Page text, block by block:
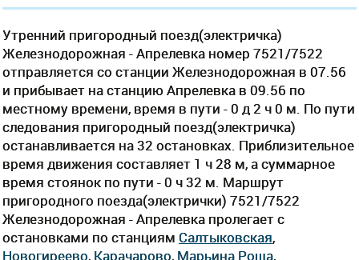
Утренний пригородный поезд(электричка)
Железнодорожная - Апрелевка номер 7521/7522
отправляется со станции Железнодорожная в 07.56
и прибывает на станцию Апрелевка в 09.56 по
местному времени, время в пути - 0 д 2 ч 0 м. По пути
следования пригородный поезд(электричка)
останавливается на 32 остановках. Приблизительное
время движения составляет 1 ч 28 м, а суммарное
время стоянок по пути - 0 ч 32 м. Маршрут
пригородного поезда(электрички) 7521/7522
Железнодорожная - Апрелевка пролегает c
остановками по станциям Салтыковская,
Новогиреево, Карачарово, Марьина Роща,